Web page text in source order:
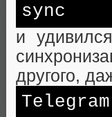
sync
и
другого,
Telegram